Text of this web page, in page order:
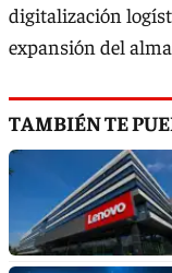
digitalización
expansión del
TAMBIÉN TE